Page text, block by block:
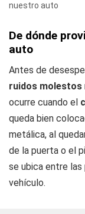
nuestro auto
De dónde
auto
Antes de
ruidos molestos
ocurre cuando el
queda bien
metálica, al
de la puerta o el
se ubica entre
vehículo.